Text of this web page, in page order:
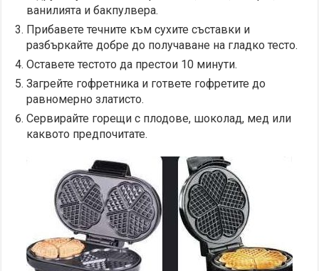
ванилията и бакпулвера.
Прибавете течните към сухите съставки и
разбъркайте добре до получаване на гладко тесто.
Оставете тестото да престои 10 минути.
Загрейте гофретника и гответе гофретите до
равномерно златисто.
Сервирайте горещи с плодове, шоколад, мед или
каквото предпочитате.